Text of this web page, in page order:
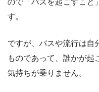
ので「バズを起こすこと
す。
ですが、バスや流行は自
ものであって、誰かが起
気持ちが乗りません。